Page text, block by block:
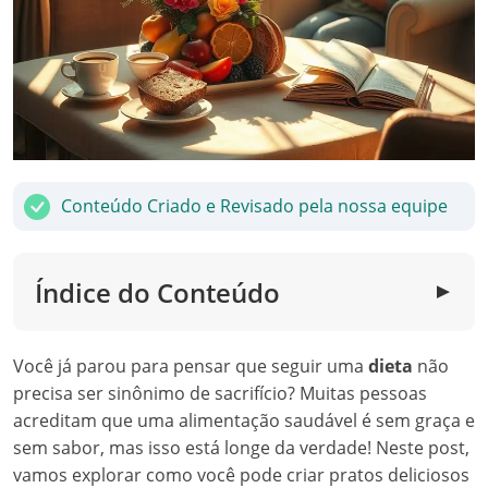
Conteúdo Criado e Revisado pela nossa equipe
Índice do Conteúdo ▼
Você já parou para pensar que seguir uma dieta não
precisa ser sinônimo de sacrifício? Muitas pessoas
acreditam que uma alimentação saudável é sem graça e
sem sabor, mas isso está longe da verdade! Neste post,
vamos explorar como você pode criar pratos deliciosos